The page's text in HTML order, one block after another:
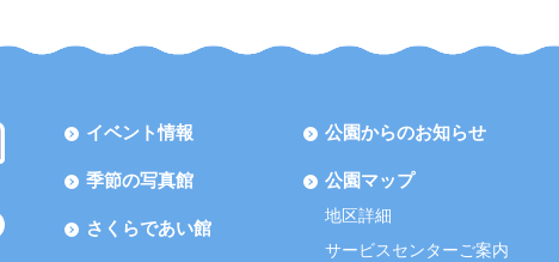
イベント情報
季節の写真館
さくらであい館
公園からのお知らせ
公園マップ
地区詳細
サービスセンターご案内